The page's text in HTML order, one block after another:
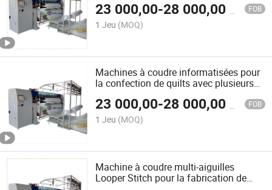
23 000,00-28 000,00 FOB
1 Jeu (MOQ)
Machines à coudre informatisées pour
la confection de quilts avec plusieurs
personnalisé
23 000,00-28 000,00 FOB
1 Jeu (MOQ)
Machine à coudre multi-aiguilles
Looper Stitch pour la fabrication de